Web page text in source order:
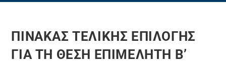
ΠΙΝΑΚΑΣ ΤΕΛΙΚΗΣ ΕΠΙΛΟΓΗΣ
ΓΙΑ ΤΗ ΘΕΣΗ ΕΠΙΜΕΛΗΤΗ Β’